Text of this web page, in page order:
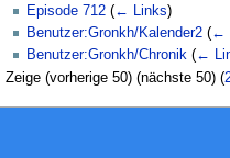
Episode 712 (← Links)
Benutzer:Gronkh/Kalender2 (←
Benutzer:Gronkh/Chronik (←
Zeige (vorherige 50) (nächste 50) (